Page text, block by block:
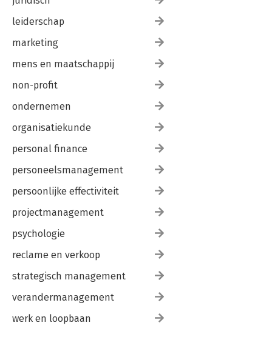
leiderschap
marketing
mens en maatschappij
non-profit
ondernemen
organisatiekunde
personal finance
personeelsmanagement
persoonlijke effectiviteit
projectmanagement
psychologie
reclame en verkoop
strategisch management
verandermanagement
werk en loopbaan